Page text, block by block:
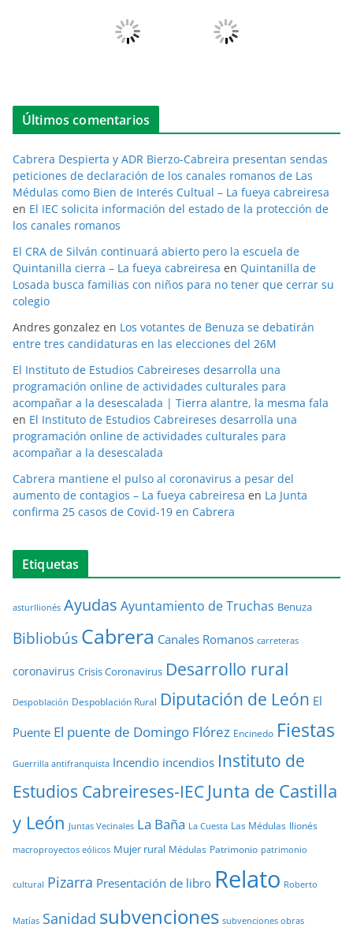
Últimos comentarios
Cabrera Despierta y ADR Bierzo-Cabreira presentan sendas
peticiones de declaración de los canales romanos de Las
Médulas como Bien de Interés Cultual – La fueya cabreiresa
en El IEC solicita información del estado de la protección de
los canales romanos
El CRA de Silván continuará abierto pero la escuela de
Quintanilla cierra – La fueya cabreiresa en Quintanilla de
Losada busca familias con niños para no tener que cerrar su
colegio
Andres gonzalez en Los votantes de Benuza se debatirán
entre tres candidaturas en las elecciones del 26M
El Instituto de Estudios Cabreireses desarrolla una
programación online de actividades culturales para
acompañar a la desescalada | Tierra alantre, la mesma fala
en El Instituto de Estudios Cabreireses desarrolla una
programación online de actividades culturales para
acompañar a la desescalada
Cabrera mantiene el pulso al coronavirus a pesar del
aumento de contagios – La fueya cabreiresa en La Junta
confirma 25 casos de Covid-19 en Cabrera
Etiquetas
asturllionés Ayudas Ayuntamiento de Truchas Benuza
BibliobúsCabrera Canales Romanos carreteras
coronavirus Crisis Coronavirus Desarrollo rural
Despoblación Despoblación Rural Diputación de León El
Puente El puente de Domingo Flórez Encinedo Fiestas
Guerrilla antifranquista Incendio incendios Instituto de
Estudios Cabreireses-IEC Junta de Castilla
y León Juntas Vecinales La Baña La Cuesta Las Médulas llionés
macroproyectos eólicos Mujer rural Médulas Patrimonio patrimonio
cultural Pizarra Presentación de libro Relato Roberto
Matías Sanidad subvenciones subvenciones obras